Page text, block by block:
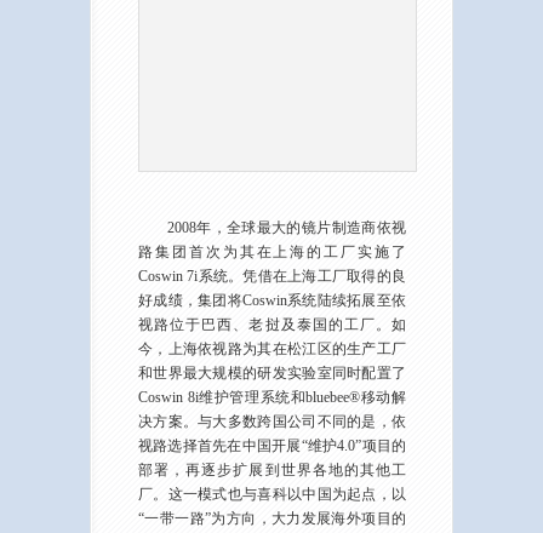
2008年，全球最大的镜片制造商依视
路集团首次为其在上海的工厂实施了
Coswin 7i系统。凭借在上海工厂取得的良
好成绩，集团将Coswin系统陆续拓展至依
视路位于巴西、老挝及泰国的工厂。如
今，上海依视路为其在松江区的生产工厂
和世界最大规模的研发实验室同时配置了
Coswin 8i维护管理系统和bluebee®移动解
决方案。与大多数跨国公司不同的是，依
视路选择首先在中国开展“维护4.0”项目的
部署，再逐步扩展到世界各地的其他工
厂。这一模式也与喜科以中国为起点，以
“一带一路”为方向，大力发展海外项目的